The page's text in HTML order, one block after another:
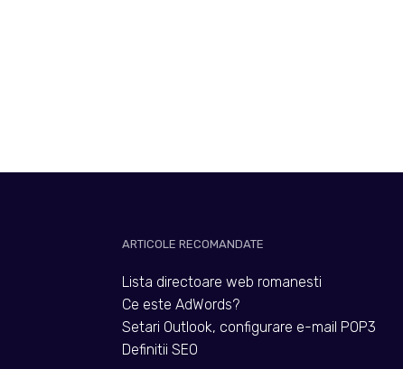
ARTICOLE RECOMANDATE
Lista directoare web romanesti
Ce este AdWords?
Setari Outlook, configurare e-mail POP3
Definitii SEO